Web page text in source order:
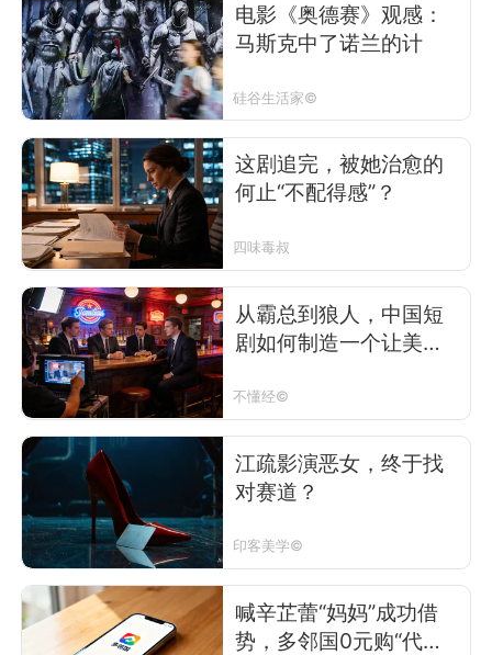
电影《奥德赛》观感：
马斯克中了诺兰的计
硅谷生活家©
这剧追完，被她治愈的
何止“不配得感”？
四味毒叔
从霸总到狼人，中国短
剧如何制造一个让美国
不懂经©
江疏影演恶女，终于找
对赛道？
印客美学©
喊辛芷蕾“妈妈”成功借
势，多邻国0元购“代言